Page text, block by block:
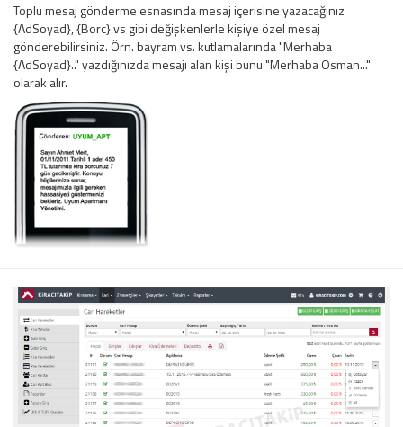
Toplu mesaj gönderme esnasında mesaj içerisine yazacağınız
{AdSoyad}, {Borc} vs gibi değişkenlerle kişiye özel mesaj
gönderebilirsiniz. Örn. bayram vs. kutlamalarında "Merhaba
{AdSoyad}.." yazdığınızda mesajı alan kişi bunu "Merhaba Osman..."
olarak alır.